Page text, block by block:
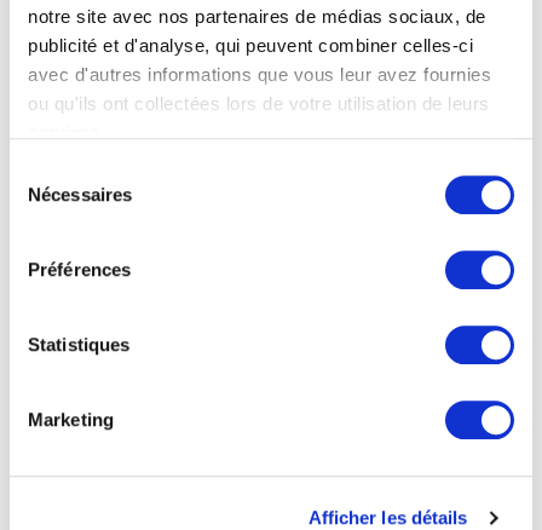
notre site avec nos partenaires de médias sociaux, de
publicité et d'analyse, qui peuvent combiner celles-ci
avec d'autres informations que vous leur avez fournies
ou qu'ils ont collectées lors de votre utilisation de leurs
Nécessaires
Préférences
Statistiques
Marketing
Afficher les détails